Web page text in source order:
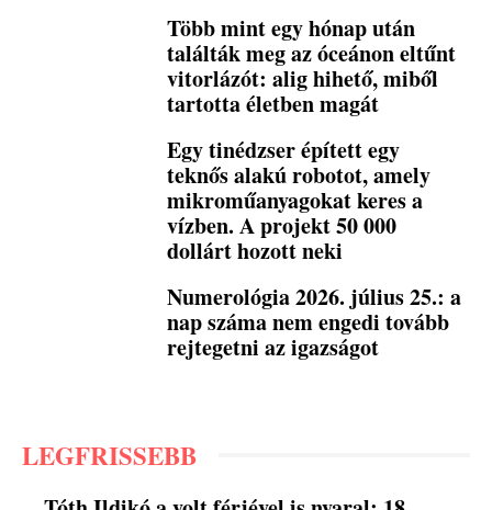
Több mint egy hónap után
találták meg az óceánon eltűnt
vitorlázót: alig hihető, miből
tartotta életben magát
Egy tinédzser épített egy
teknős alakú robotot, amely
mikroműanyagokat keres a
vízben. A projekt 50 000
dollárt hozott neki
Numerológia 2026. július 25.: a
nap száma nem engedi tovább
rejtegetni az igazságot
LEGFRISSEBB